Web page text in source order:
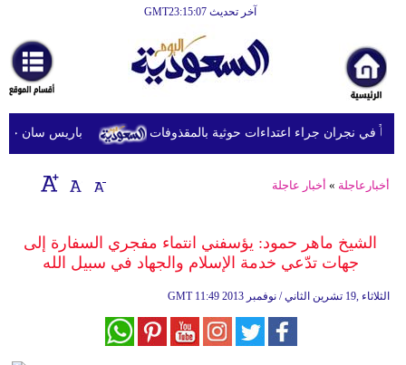
آخر تحديث GMT23:15:07
أخبارعاجلة
رياضة
ثقافة
إقتصاد
وموسيقى
باريس سان
أخبارعاجلة » أخبار عاجلة
الشيخ ماهر حمود: يؤسفني انتماء مفجري السفارة إلى
جهات تدّعي خدمة الإسلام والجهاد في سبيل الله
GMT 11:49 2013 الثلاثاء ,19 تشرين الثاني / نوفمبر